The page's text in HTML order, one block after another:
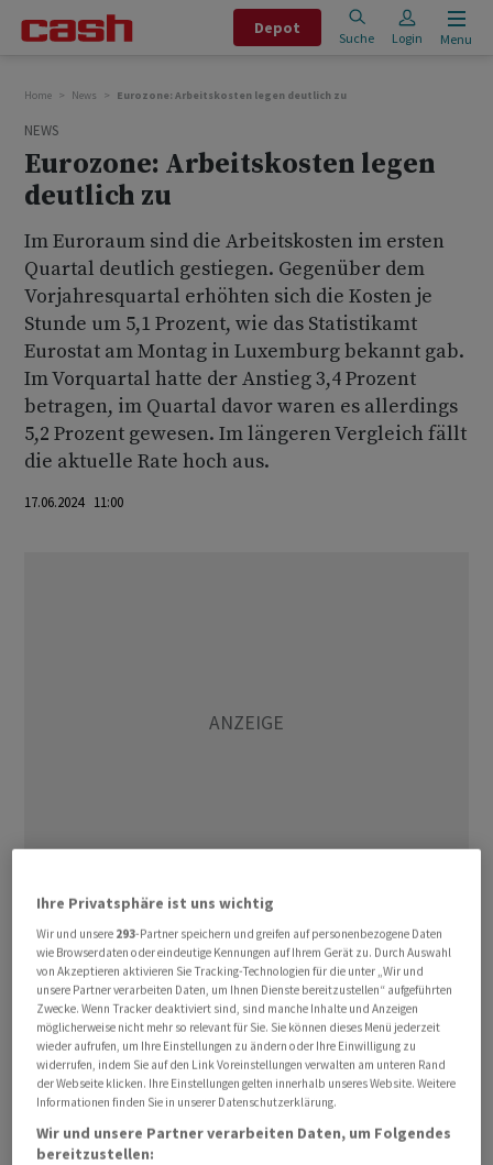
Depot
Suche Login Menu
Home News Eurozone: Arbeitskosten legen deutlich zu
NEWS
Eurozone: Arbeitskosten legen
deutlich zu
Im Euroraum sind die Arbeitskosten im ersten
Quartal deutlich gestiegen. Gegenüber dem
Vorjahresquartal erhöhten sich die Kosten je
Stunde um 5,1 Prozent, wie das Statistikamt
Eurostat am Montag in Luxemburg bekannt gab.
Im Vorquartal hatte der Anstieg 3,4 Prozent
betragen, im Quartal davor waren es allerdings
5,2 Prozent gewesen. Im längeren Vergleich fällt
die aktuelle Rate hoch aus.
17.06.2024 11:00
Die Arbeitskosten setzen sich aus den Lohnkosten und
den Lohnnebenkosten zusammen. Zu letzteren
gehören die Beiträge zu den Sozialversicherungen. Im
ersten Quartal erhöhten sich die Lohnkosten um 5,3
Prozent, die Lohnnebenkosten stiegen um 4,5 Prozent.
Beide Zuwächse fielen höher aus als im Quartal zuvor.
Die Entwicklung ist aus geldpolitischer Sicht relevant.
Die Europäische Zentralbank (EZB) achtet seit
Ihre Privatsphäre ist uns wichtig
Wir und unsere 293-Partner speichern und greifen auf personenbezogene Daten
wie Browserdaten oder eindeutige Kennungen auf Ihrem Gerät zu. Durch Auswahl
von Akzeptieren aktivieren Sie Tracking-Technologien für die unter „Wir und
unsere Partner verarbeiten Daten, um Ihnen Dienste bereitzustellen“ aufgeführten
Zwecke. Wenn Tracker deaktiviert sind, sind manche Inhalte und Anzeigen
möglicherweise nicht mehr so relevant für Sie. Sie können dieses Menü jederzeit
wieder aufrufen, um Ihre Einstellungen zu ändern oder Ihre Einwilligung zu
widerrufen, indem Sie auf den Link Voreinstellungen verwalten am unteren Rand
der Webseite klicken. Ihre Einstellungen gelten innerhalb unseres Website. Weitere
Informationen finden Sie in unserer Datenschutzerklärung.
Wir und unsere Partner verarbeiten Daten, um Folgendes
bereitzustellen: